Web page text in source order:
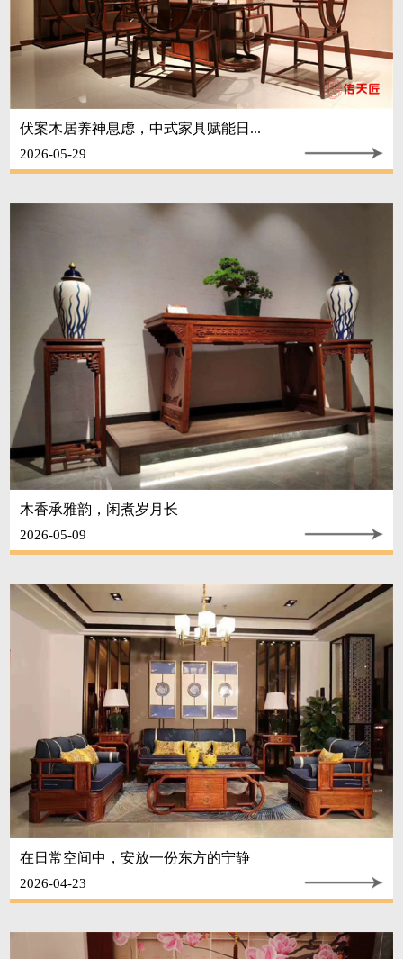
伏案木居养神息虑，中式家具赋能日...
2026-05-29
木香承雅韵，闲煮岁月长
2026-05-09
在日常空间中，安放一份东方的宁静
2026-04-23